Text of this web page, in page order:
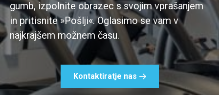
gumb, izpolnite obrazec s svojim vprašanjem
in pritisnite »Pošlji«. Oglasimo se vam v
najkrajšem možnem času.
Kontaktiratje nas